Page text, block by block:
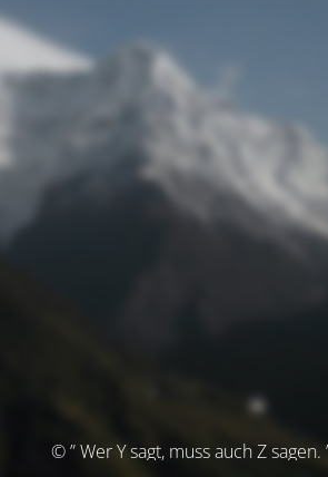
© ” Wer Y sagt, muss auch Z